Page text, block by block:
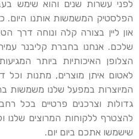
לפני עשרות שנים והוא שימש
הפלסטיק המשמשות אותנו היום.
און ליין בצורה קלה ונוחה דרך
שלכם. אנחנו בחברת קליבנר
הצלופן האיכותיות ביותר
לאטום איתן מוצרים, מתנות
המיוצרות במפעל שלנו משמשות
גדולות וצרכנים פרטיים בכל
להצטרף ללקוחות המרוצים שלנו
שישמשו אתכם ביום יום.